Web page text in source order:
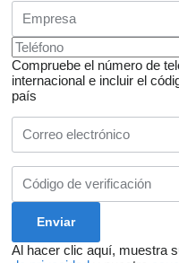
Compruebe el número de
internacional e incluir el
país
Al hacer clic aquí, muestra